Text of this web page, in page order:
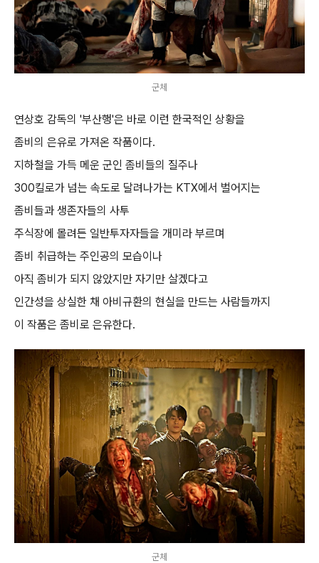
군체
연상호 감독의 '부산행'은 바로 이런 한국적인 상황을
좀비의 은유로 가져온 작품이다.
지하철을 가득 메운 군인 좀비들의 질주나
300킬로가 넘는 속도로 달려나가는 KTX에서 벌어지는
좀비들과 생존자들의 사투
주식장에 몰려든 일반투자자들을 개미라 부르며
좀비 취급하는 주인공의 모습이나
아직 좀비가 되지 않았지만 자기만 살겠다고
인간성을 상실한 채 아비규환의 현실을 만드는 사람들까지
이 작품은 좀비로 은유한다.
군체